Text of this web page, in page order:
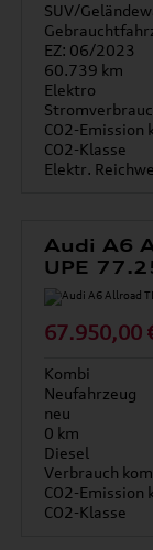
SUV/
EZ: 06/2023
60.739 km
Elektro
CO2-Emission
CO2-Klasse
Audi A6
UPE
67.950,00
Kombi
Neufahrzeug
neu
0 km
Diesel
Verbrauch
CO2-Emission
CO2-Klasse